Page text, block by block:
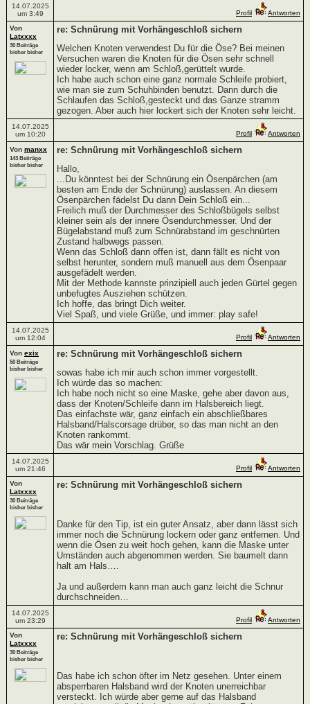
14.07.2025
um 3:49
Profil
Antworten
Von
Latxxxx
30 Beiträge
bisher bisher
re: Schnürung mit Vorhängeschloß sichern
Welchen Knoten verwendest Du für die Öse? Bei meinen
Versuchen waren die Knoten für die Ösen sehr schnell
wieder locker, wenn am Schloß,gerüttelt wurde.
Ich habe auch schon eine ganz normale Schleife probiert,
wie man sie zum Schuhbinden benutzt. Dann durch die
Schlaufen das Schloß,gesteckt und das Ganze stramm
gezogen. Aber auch hier lockert sich der Knoten sehr leicht.
14.07.2025
um 10:20
Profil Antworten
Von manxx
143 Beiträge
bisher bisher
re: Schnürung mit Vorhängeschloß sichern
Hallo,
...Du könntest bei der Schnürung ein Ösenpärchen (am
besten am Ende der Schnürung) auslassen. An diesem
Ösenpärchen fädelst Du dann Dein Schloß ein...
Freilich muß der Durchmesser des Schloßbügels selbst
kleiner sein als der innere Ösendurchmesser. Und der
Bügelabstand muß zum Schnürabstand im geschnürten
Zustand halbwegs passen.
Wenn das Schloß dann offen ist, dann fällt es nicht von
selbst herunter, sondern muß manuell aus dem Ösenpaar
ausgefädelt werden.
Mit der Methode kannste prinzipiell auch jeden Gürtel gegen
unbefugtes Ausziehen schützen.
Ich hoffe, das bringt Dich weiter.
Viel Spaß, und viele Grüße, und immer: play safe!
14.07.2025
um 12:04
Profil Antworten
Von exix
50 Beiträge
bisher bisher
re: Schnürung mit Vorhängeschloß sichern
sowas habe ich mir auch schon immer vorgestellt.
Ich würde das so machen:
Ich habe noch nicht so eine Maske, gehe aber davon aus,
dass der Knoten/Schleife dann im Halsbereich liegt.
Das einfachste wär, ganz einfach ein abschließbares
Halsband/Halscorsage drüber, so das man nicht an den
Knoten rankommt.
Das wär mein Vorschlag. Grüße
14.07.2025
um 21:46
Profil
Antworten
Von
Latxxxx
30 Beiträge
bisher bisher
re: Schnürung mit Vorhängeschloß sichern
Danke für den Tip, ist ein guter Ansatz, aber dann lässt sich
immer noch die Schnürung lockern oder ganz entfernen. Und
wenn die Ösen zu weit hoch gehen, kann die Maske unter
Umständen auch abgenommen werden. Sie baumelt dann
halt am Hals….
Ja und außerdem kann man auch ganz leicht die Schnur
durchschneiden…
14.07.2025
um 23:29
Profil
Antworten
Von
Latxxxx
30 Beiträge
bisher bisher
re: Schnürung mit Vorhängeschloß sichern
Das habe ich schon öfter im Netz gesehen. Unter einem
absperrbaren Halsband wird der Knoten unerreichbar
versteckt. Ich würde aber gerne auf das Halsband